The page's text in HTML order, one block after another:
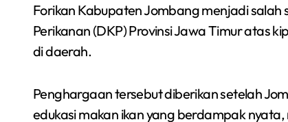
Forikan Kabupaten Jombang menjadi
Perikanan (DKP) Provinsi Jawa Timur atas
di daerah.
Penghargaan tersebut diberikan setelah
edukasi makan ikan yang berdampak